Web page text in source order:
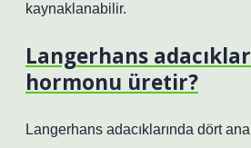
kaynaklanabilir.
Langerhans
hormonu üretir?
Langerhans adacıklarında dört